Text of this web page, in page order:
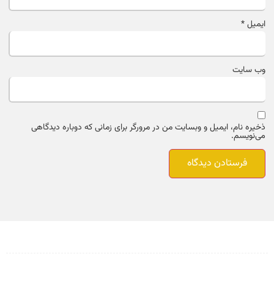
ایمیل*
وب‌ سایت
ذخیره نام، ایمیل و وبسایت من در مرورگر برای زمانی که دوباره دیدگاهی
می‌نویسم.